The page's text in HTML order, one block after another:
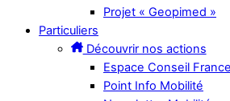
Projet « Geopimed »
Particuliers
Découvrir nos actions
Espace Conseil
Point Info Mobilité